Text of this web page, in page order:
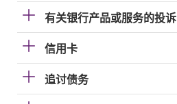
有关银行产品或服务的投诉
信用卡
追讨债务